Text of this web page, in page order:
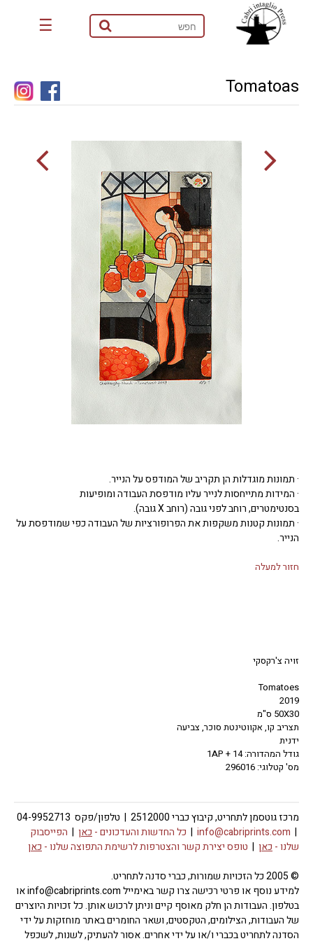
☰
Tomatoas
· תמונות מוגדלות הן תקריב של המודפס על הנייר.
· המידות מתייחסות לנייר עליו מודפסת העבודה ומופיעות
בסנטימטרים, רוחב לפני גובה (רוחב X גובה).
· תמונות קטנות משקפות את הפרופורציות של העבודה כפי שמודפסת על
הנייר.
חזור למעלה
זויה צ'רקסקי
Tomatoes
2019
50X30 ס"מ
תצריב קו, אקווטינטת סוכר, צביעה
ידנית
גודל המהדורה: 14 + 1AP
מס' קטלוגי: 296016
מרכז גוטסמן לתחריט, קיבוץ כברי 2512000 | טלפון/פקס 04-9952713
|
info@cabriprints.com
| כל החדשות והעדכונים - כאן | הפייסבוק
שלנו - כאן | טופס יצירת קשר והצטרפות לרשימת התפוצה שלנו - כאן
© 2005 כל הזכויות שמורות, כברי סדנה לתחריט.
למידע נוסף או פרטי רכישה צרו קשר באימייל info@cabriprints.com או
בטלפון. העבודות הן חלק מאוסף קיים וניתן לרכוש אותן. כל זכויות היוצרים
של העבודות, הצילומים, הטקסטים, ושאר החומרים באתר מוחזקות על ידי
הסדנה לתחריט בכברי ו/או על ידי אחרים. אסור להעתיק, לשנות, לשכפל